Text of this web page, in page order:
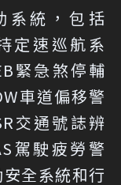
系統，包括
定速巡航系
緊急煞停輔
車道偏移警
交通號誌辨
駕駛疲勞警
全系統和行